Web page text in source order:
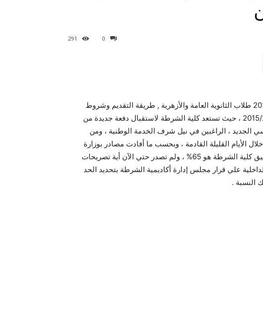
0
291
ننشر توقعات الحد الأدني لتنسيق كلية الشرطة 2015 طلاب الثانوية العامة والأزهرية , طريقة التقديم وشروط
القبول بتنسيق كلية الشرطة للعام الدراسي 2015/2016 ، حيث تستعد كلية الشرطة لاستقبال دفعة جديدة من
الجديد ، الراغبين في نيل شرف الخدمة الوطنية ، ومن
الأيام القليلة القادمة ، وبحسب ما أفادت مصادر بوزارة
الداخلية ، فإن الحد الأدني المتوقع للقبول في تنسيق كلية الشرطة هو 65% ، ولم تصدر حتي الآن أية تصريحات
علي قرار مجلس إدارة أكاديمية الشرطة بتحديد الحد
النسبة .